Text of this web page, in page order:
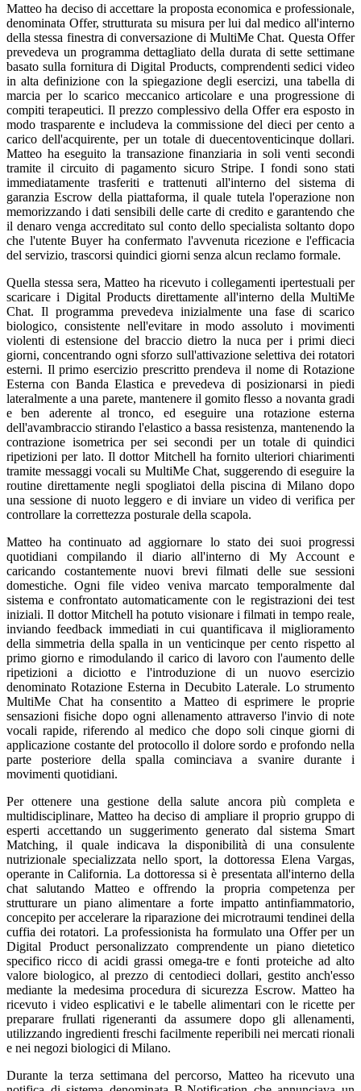
Matteo ha deciso di accettare la proposta economica e professionale,
denominata Offer, strutturata su misura per lui dal medico all'interno
della stessa finestra di conversazione di MultiMe Chat. Questa Offer
prevedeva un programma dettagliato della durata di sette settimane
basato sulla fornitura di Digital Products, comprendenti sedici video
in alta definizione con la spiegazione degli esercizi, una tabella di
marcia per lo scarico meccanico articolare e una progressione di
compiti terapeutici. Il prezzo complessivo della Offer era esposto in
modo trasparente e includeva la commissione del dieci per cento a
carico dell'acquirente, per un totale di duecentoventicinque dollari.
Matteo ha eseguito la transazione finanziaria in soli venti secondi
tramite il circuito di pagamento sicuro Stripe. I fondi sono stati
immediatamente trasferiti e trattenuti all'interno del sistema di
garanzia Escrow della piattaforma, il quale tutela l'operazione non
memorizzando i dati sensibili delle carte di credito e garantendo che
il denaro venga accreditato sul conto dello specialista soltanto dopo
che l'utente Buyer ha confermato l'avvenuta ricezione e l'efficacia
del servizio, trascorsi quindici giorni senza alcun reclamo formale.
Quella stessa sera, Matteo ha ricevuto i collegamenti ipertestuali per
scaricare i Digital Products direttamente all'interno della MultiMe
Chat. Il programma prevedeva inizialmente una fase di scarico
biologico, consistente nell'evitare in modo assoluto i movimenti
violenti di estensione del braccio dietro la nuca per i primi dieci
giorni, concentrando ogni sforzo sull'attivazione selettiva dei rotatori
esterni. Il primo esercizio prescritto prendeva il nome di Rotazione
Esterna con Banda Elastica e prevedeva di posizionarsi in piedi
lateralmente a una parete, mantenere il gomito flesso a novanta gradi
e ben aderente al tronco, ed eseguire una rotazione esterna
dell'avambraccio stirando l'elastico a bassa resistenza, mantenendo la
contrazione isometrica per sei secondi per un totale di quindici
ripetizioni per lato. Il dottor Mitchell ha fornito ulteriori chiarimenti
tramite messaggi vocali su MultiMe Chat, suggerendo di eseguire la
routine direttamente negli spogliatoi della piscina di Milano dopo
una sessione di nuoto leggero e di inviare un video di verifica per
controllare la correttezza posturale della scapola.
Matteo ha continuato ad aggiornare lo stato dei suoi progressi
quotidiani compilando il diario all'interno di My Account e
caricando costantemente nuovi brevi filmati delle sue sessioni
domestiche. Ogni file video veniva marcato temporalmente dal
sistema e confrontato automaticamente con le registrazioni dei test
iniziali. Il dottor Mitchell ha potuto visionare i filmati in tempo reale,
inviando feedback immediati in cui quantificava il miglioramento
della simmetria della spalla in un venticinque per cento rispetto al
primo giorno e rimodulando il carico di lavoro con l'aumento delle
ripetizioni a diciotto e l'introduzione di un nuovo esercizio
denominato Rotazione Esterna in Decubito Laterale. Lo strumento
MultiMe Chat ha consentito a Matteo di esprimere le proprie
sensazioni fisiche dopo ogni allenamento attraverso l'invio di note
vocali rapide, riferendo al medico che dopo soli cinque giorni di
applicazione costante del protocollo il dolore sordo e profondo nella
parte posteriore della spalla cominciava a svanire durante i
movimenti quotidiani.
Per ottenere una gestione della salute ancora più completa e
multidisciplinare, Matteo ha deciso di ampliare il proprio gruppo di
esperti accettando un suggerimento generato dal sistema Smart
Matching, il quale indicava la disponibilità di una consulente
nutrizionale specializzata nello sport, la dottoressa Elena Vargas,
operante in California. La dottoressa si è presentata all'interno della
chat salutando Matteo e offrendo la propria competenza per
strutturare un piano alimentare a forte impatto antinfiammatorio,
concepito per accelerare la riparazione dei microtraumi tendinei della
cuffia dei rotatori. La professionista ha formulato una Offer per un
Digital Product personalizzato comprendente un piano dietetico
specifico ricco di acidi grassi omega-tre e fonti proteiche ad alto
valore biologico, al prezzo di centodieci dollari, gestito anch'esso
mediante la medesima procedura di sicurezza Escrow. Matteo ha
ricevuto i video esplicativi e le tabelle alimentari con le ricette per
preparare frullati rigeneranti da assumere dopo gli allenamenti,
utilizzando ingredienti freschi facilmente reperibili nei mercati rionali
e nei negozi biologici di Milano.
Durante la terza settimana del percorso, Matteo ha ricevuto una